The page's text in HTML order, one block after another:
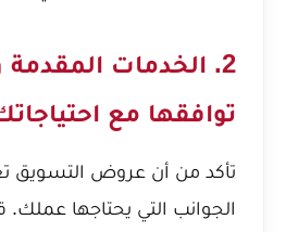
2. الخدمات
توافقها مع
تأكد من أن عروض التسويق
الجوانب التي يحتاجها عملك.